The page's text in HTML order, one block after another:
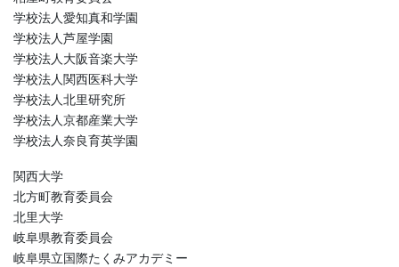
学校法人愛知真和学園
学校法人芦屋学園
学校法人大阪音楽大学
学校法人関西医科大学
学校法人北里研究所
学校法人京都産業大学
学校法人奈良育英学園
関西大学
北方町教育委員会
北里大学
岐阜県教育委員会
岐阜県立国際たくみアカデミー